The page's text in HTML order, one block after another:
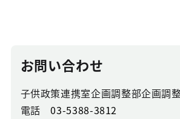
お問い合わせ
子供政策連携室企画調整部企画調
電話03-5388-3812